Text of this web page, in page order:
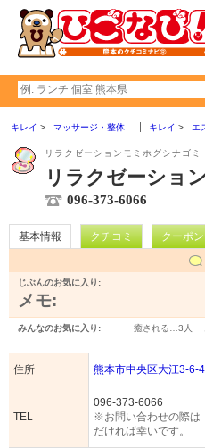
キレイ マッサージ・整体 キレイ エ
リラクゼーションモミホグシナゴミ
リラクゼーショ
096-373-6066
基本情報 クチコミ クーポン
じぶんのお気に入り:
メモ:
みんなのお気に入り: 癒される… 3人
住所 熊本市中央区大江3-6-4
TEL
096-373-6066
※お問い合わせの際は
だければ幸いです。